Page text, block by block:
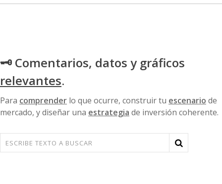
🗝 Comentarios, datos y gráficos
relevantes.
Para comprender lo que ocurre, construir tu escenario de
mercado, y diseñar una estrategia de inversión coherente.